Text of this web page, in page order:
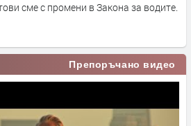
сме с промени в Закона за водите.
Препоръчано видео